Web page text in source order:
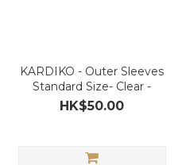
KARDIKO - Outer Sleeves
Standard Size- Clear -
HK$50.00